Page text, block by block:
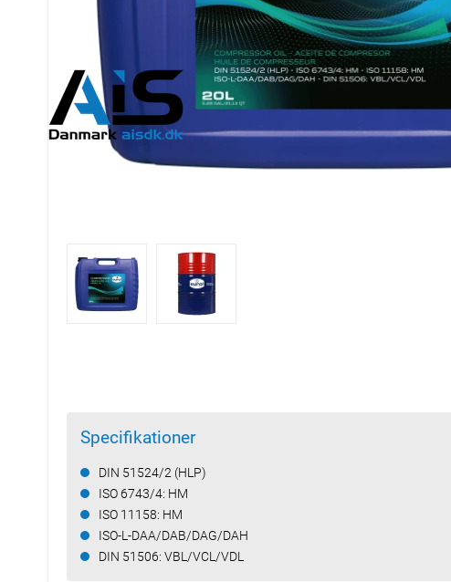
Specifikationer
DIN 51524/2 (HLP)
ISO 6743/4: HM
ISO 11158: HM
ISO-L-DAA/DAB/DAG/DAH
DIN 51506: VBL/VCL/VDL